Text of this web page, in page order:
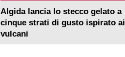
Algida lancia lo stecco gelato a
cinque strati di gusto ispirato ai
vulcani